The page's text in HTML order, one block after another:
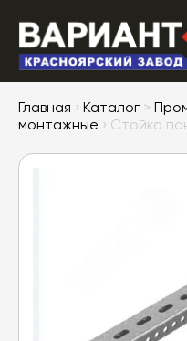
Главная › Каталог >
монтажные › Стойка